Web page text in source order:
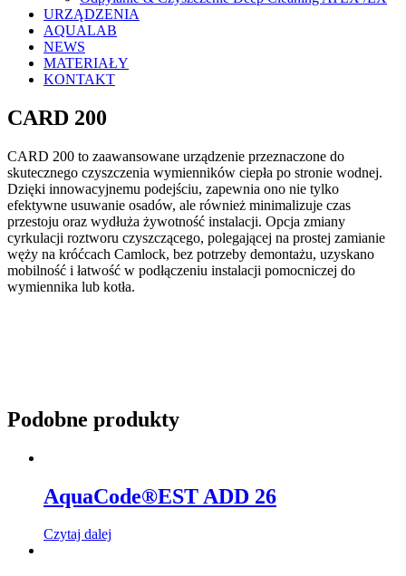
URZĄDZENIA
AQUALAB
NEWS
MATERIAŁY
KONTAKT
CARD 200
CARD 200 to zaawansowane urządzenie przeznaczone do
skutecznego czyszczenia wymienników ciepła po stronie wodnej.
Dzięki innowacyjnemu podejściu, zapewnia ono nie tylko
efektywne usuwanie osadów, ale również minimalizuje czas
przestoju oraz wydłuża żywotność instalacji. Opcja zmiany
cyrkulacji roztworu czyszczącego, polegającej na prostej zamianie
węży na króćcach Camlock, bez potrzeby demontażu, uzyskano
mobilność i łatwość w podłączeniu instalacji pomocniczej do
wymiennika lub kotła.
Podobne produkty
AquaCode®EST ADD 26
Czytaj dalej